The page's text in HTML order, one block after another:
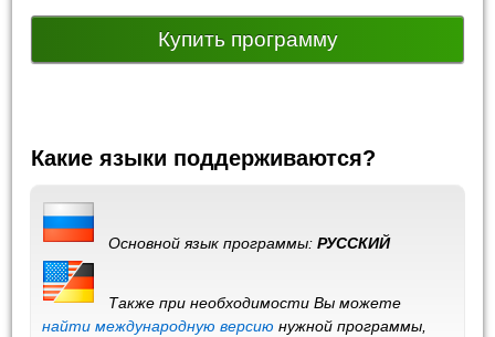
Купить программу
Какие языки поддерживаются?
Основной язык программы:РУССКИЙ
Также при необходимости Вы можете
найти международную версию нужной программы,